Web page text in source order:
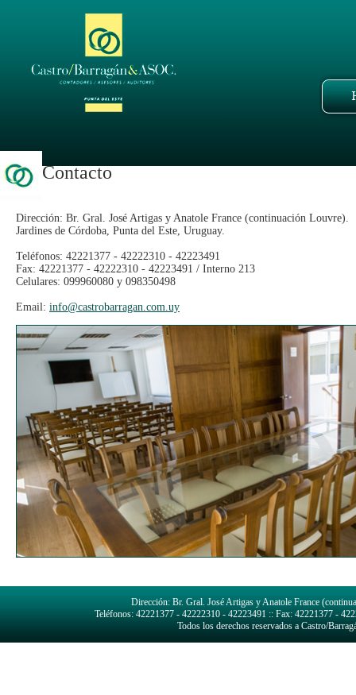
Contacto
Dirección: Br. Gral. José Artigas y Anatole France (continuación Louvre).
Jardines de Córdoba, Punta del Este, Uruguay.
Teléfonos: 42221377 - 42222310 - 42223491
Fax: 42221377 - 42222310 - 42223491 / Interno 213
Celulares: 099960080 y 098350498
Email: info@castrobarragan.com.uy
Dirección: Br. Gral. José Artigas y Anatole France
Teléfonos: 42221377 - 42222310 - 42223491 :: Fax: 42221377 -
Todos los derechos reservados a Castro/